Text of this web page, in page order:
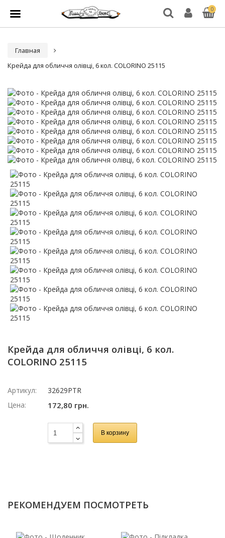
0
Главная
Крейда для обличчя олівці, 6 кол. COLORINO 25115
Крейда для обличчя олівці, 6 кол.
COLORINO 25115
Артикул:
32629PTR
Цена:
172,80 грн.
В корзину
РЕКОМЕНДУЕМ ПОСМОТРЕТЬ